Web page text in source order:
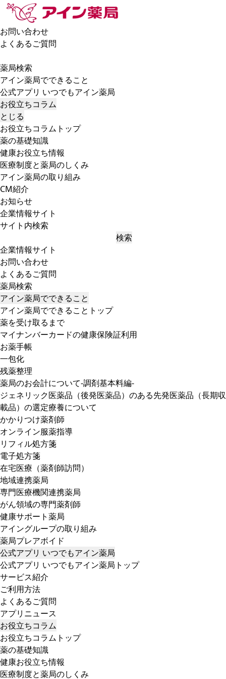
お問い合わせ
よくあるご質問
薬局検索
アイン薬局でできること
公式アプリ いつでもアイン薬局
お役立ちコラム
とじる
お役立ちコラムトップ
薬の基礎知識
健康お役立ち情報
医療制度と薬局のしくみ
アイン薬局の取り組み
CM紹介
お知らせ
企業情報サイト
サイト内検索
検索
企業情報サイト
お問い合わせ
よくあるご質問
薬局検索
アイン薬局でできること
アイン薬局でできることトップ
薬を受け取るまで
マイナンバーカードの健康保険証利用
お薬手帳
一包化
残薬整理
薬局のお会計について-調剤基本料編-
ジェネリック医薬品（後発医薬品）のある先発医薬品（長期収
載品）の選定療養について
かかりつけ薬剤師
オンライン服薬指導
リフィル処方箋
電子処方箋
在宅医療（薬剤師訪問）
地域連携薬局
専門医療機関連携薬局
がん領域の専門薬剤師
健康サポート薬局
アイングループの取り組み
薬局プレアボイド
公式アプリ いつでもアイン薬局
公式アプリ いつでもアイン薬局トップ
サービス紹介
ご利用方法
よくあるご質問
アプリニュース
お役立ちコラム
お役立ちコラムトップ
薬の基礎知識
健康お役立ち情報
医療制度と薬局のしくみ